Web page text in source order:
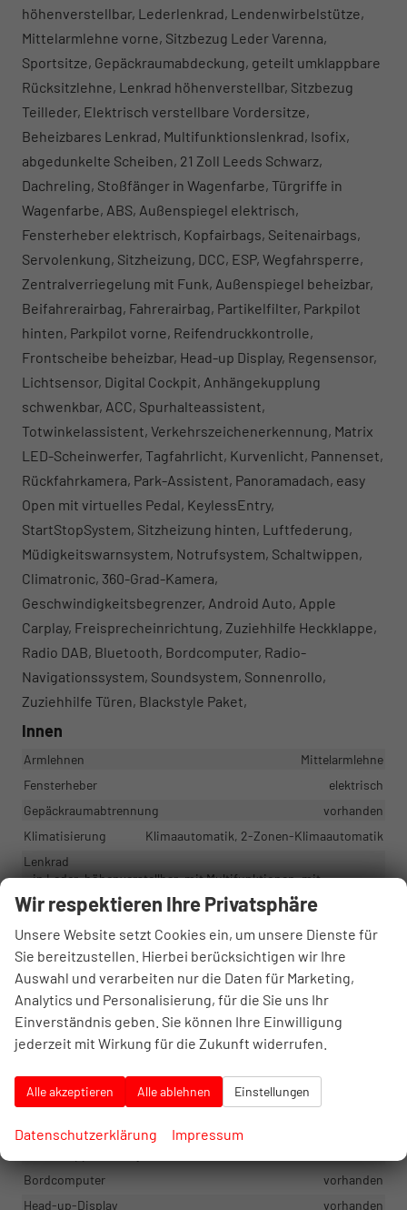
höhenverstellbar, Lederlenkrad, Lendenwirbelstütze,
Mittelarmlehne vorne, Sitzbezug Leder Varenna,
Sportsitze, Gepäckraumabdeckung, geteilt umklappbare
Rücksitzlehne, Lenkrad höhenverstellbar, Sitzbezug
Teilleder, Elektrisch verstellbare Vordersitze,
Beheizbares Lenkrad, Multifunktionslenkrad, Isofix,
abgedunkelte Scheiben, 21 Zoll Leeds Schwarz,
Dachreling, Stoßfänger in Wagenfarbe, Türgriffe in
Wagenfarbe, ABS, Außenspiegel elektrisch,
Fensterheber elektrisch, Kopfairbags, Seitenairbags,
Servolenkung, Sitzheizung, DCC, ESP, Wegfahrsperre,
Zentralverriegelung mit Funk, Außenspiegel beheizbar,
Beifahrerairbag, Fahrerairbag, Partikelfilter, Parkpilot
hinten, Parkpilot vorne, Reifendruckkontrolle,
Frontscheibe beheizbar, Head-up Display, Regensensor,
Lichtsensor, Digital Cockpit, Anhängekupplung
schwenkbar, ACC, Spurhalteassistent,
Totwinkelassistent, Verkehrszeichenerkennung, Matrix
LED-Scheinwerfer, Tagfahrlicht, Kurvenlicht, Pannenset,
Rückfahrkamera, Park-Assistent, Panoramadach, easy
Open mit virtuelles Pedal, KeylessEntry,
StartStopSystem, Sitzheizung hinten, Luftfederung,
Müdigkeitswarnsystem, Notrufsystem, Schaltwippen,
Climatronic, 360-Grad-Kamera,
Geschwindigkeitsbegrenzer, Android Auto, Apple
Carplay, Freisprecheinrichtung, Zuziehhilfe Heckklappe,
Radio DAB, Bluetooth, Bordcomputer, Radio-
Navigationssystem, Soundsystem, Sonnenrollo,
Zuziehhilfe Türen, Blackstyle Paket,
Innen
Armlehnen
Mittelarmlehne
Fensterheber
elektrisch
Gepäckraumabtrennung
vorhanden
Klimatisierung
Klimaautomatik, 2-Zonen-Klimaautomatik
Lenkrad
in Leder, höhenverstellbar, mit Multifunktionen, mit
Lenkradheizung, mit Schaltwippen
Isofix (Kindersitzbefestigung), Rücksitzbank hinten geteilt,
Sitzheizung, Sitzheizung hinten, Sportsitze
Sitze: Lordosenstütze
Fahrer
Sitze: Verstellbarkeit
Elektrisch verstellbarer Fahrersitz, Höhenverstellbarer
Fahrersitz
Infotainment & Kommunikation
Soundsystem, Schnittstelle USB, Digitalradio DAB, Android
Bordcomputer
vorhanden
Head-up-Display
vorhanden
Wir respektieren Ihre Privatsphäre
Unsere Website setzt Cookies ein, um unsere Dienste für
Sie bereitzustellen. Hierbei berücksichtigen wir Ihre
Auswahl und verarbeiten nur die Daten für Marketing,
Analytics und Personalisierung, für die Sie uns Ihr
Einverständnis geben. Sie können Ihre Einwilligung
jederzeit mit Wirkung für die Zukunft widerrufen.
Alle akzeptieren Alle ablehnen Einstellungen
Datenschutzerklärung Impressum